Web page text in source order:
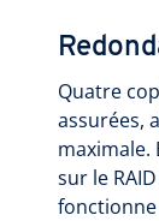
Quatre
assurées,
maximale.
sur le